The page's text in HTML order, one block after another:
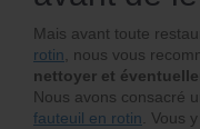
Mais avant toute
rotin , nous vous
nettoyer et
Nous avons consacré
fauteuil en rotin . Vous